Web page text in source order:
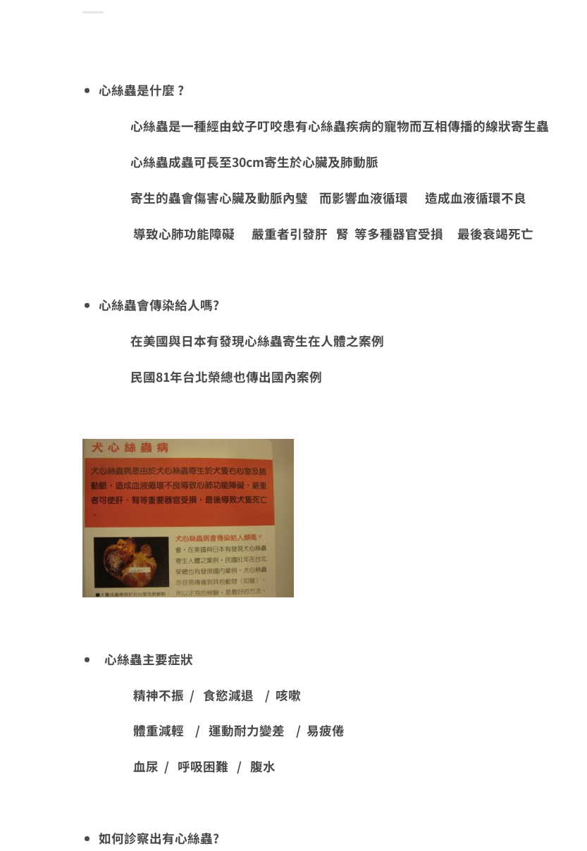
心絲蟲是什麼 ?
心絲蟲是一種經由蚊子叮咬患有心絲蟲疾病的寵物而互相傳播的線狀寄生蟲
心絲蟲成蟲可長至30cm寄生於心臟及肺動脈
寄生的蟲會傷害心臟及動脈內璧 而影響血液循環 造成血液循環不良
導致心肺功能障礙 嚴重者引發肝 腎 等多種器官受損 最後衰竭死亡
心絲蟲會傳染給人嗎?
在美國與日本有發現心絲蟲寄生在人體之案例
民國81年台北榮總也傳出國內案例
心絲蟲主要症狀
精神不振 / 食慾減退 / 咳嗽
體重減輕 / 運動耐力變差 / 易疲倦
血尿 / 呼吸困難 / 腹水
如何診察出有心絲蟲?